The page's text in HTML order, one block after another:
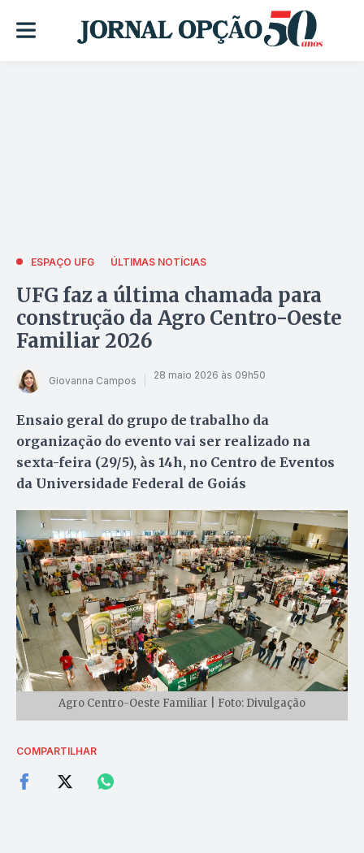
ESPAÇO UFG ÚLTIMAS NOTÍCIAS
UFG faz a última chamada para
construção da Agro Centro-Oeste
Familiar 2026
Giovanna Campos 28 maio 2026 às 09h50
Ensaio geral do grupo de trabalho da
organização do evento vai ser realizado na
sexta-feira (29/5), às 14h, no Centro de Eventos
da Universidade Federal de Goiás
Agro Centro-Oeste Familiar | Foto: Divulgação
COMPARTILHAR